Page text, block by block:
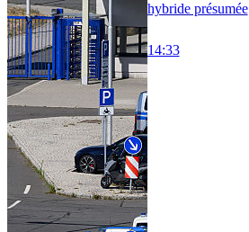
hybride présumée
14:33